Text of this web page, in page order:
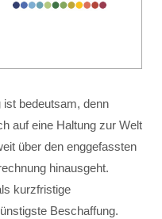
ist bedeutsam, denn
auf eine Haltung zur Welt
über den enggefassten
hinausgeht.
kurzfristige
Beschaffung.